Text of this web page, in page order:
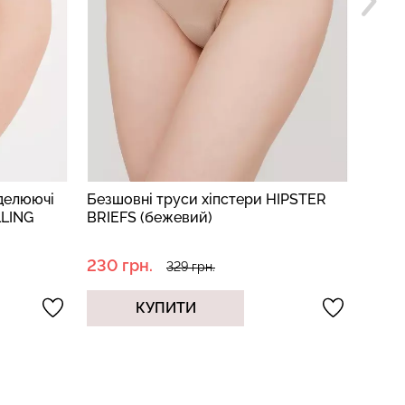
Безшовні труси хіпстери HIPSTER
BRIEFS (бежевий)
230 грн. 329 грн.
КУПИТИ